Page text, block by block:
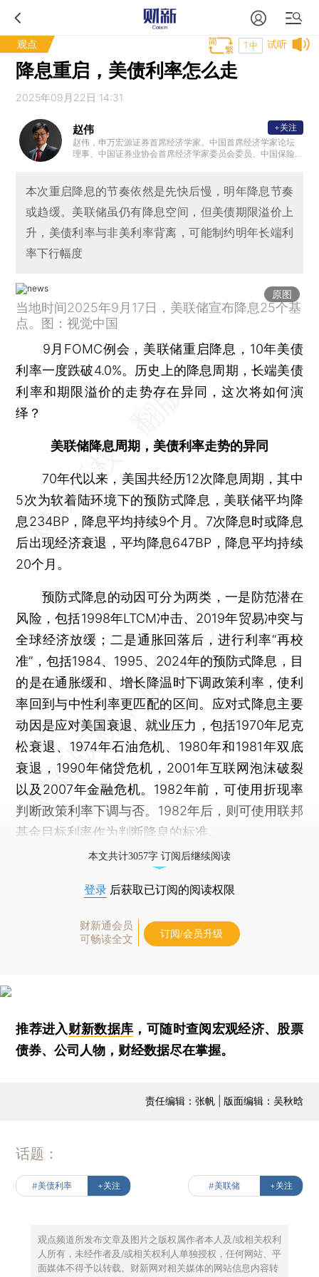
观点 试听
T中
降息重启，美债利率怎么走
2025年09月22日 14:31
赵伟
赵伟，申万宏源证券首席经济学家。中国首席经济学家论坛
理事、中国证券业协会首席经济学家委员会委员、中国保险
术顾问等。复旦大学、浙江大学、中国人民大学专硕校外导
师，中国农业大学客座研究员、专硕导师。新财富最佳分析
师、水晶球最佳分析师、金牛奖最具价值首席分析师等。代
+关注
本次重启降息的节奏依然是先快后慢，明年降息节奏
或趋缓。美联储虽仍有降息空间，但美债期限溢价上
升，美债利率与非美利率背离，可能制约明年长端利
率下行幅度
原图
当地时间2025年9月17日，美联储宣布降息25个基
点。图：视觉中国
9月FOMC例会，美联储重启降息，10年美债
利率一度跌破4.0%。历史上的降息周期，长端美债
利率和期限溢价的走势存在异同，这次将如何演
绎？
美联储降息周期，美债利率走势的异同
70年代以来，美国共经历12次降息周期，其中
5次为软着陆环境下的预防式降息，美联储平均降
息234BP，降息平均持续9个月。7次降息时或降息
后出现经济衰退，平均降息647BP，降息平均持续
20个月。
预防式降息的动因可分为两类，一是防范潜在
风险，包括1998年LTCM冲击、2019年贸易冲突与
全球经济放缓；二是通胀回落后，进行利率“再校
准”，包括1984、1995、2024年的预防式降息，目
的是在通胀缓和、增长降温时下调政策利率，使利
率回到与中性利率更匹配的区间。应对式降息主要
动因是应对美国衰退、就业压力，包括1970年尼克
松衰退、1974年石油危机、1980年和1981年双底
衰退，1990年储贷危机，2001年互联网泡沫破裂
以及2007年金融危机。1982年前，可使用折现率
判断政策利率下调与否。1982年后，则可使用联邦
基金目标利率作为判断降息的标准。
本文共计3057字 订阅后继续阅读
登录 后获取已订阅的阅读权限
财新通会员
可畅读全文
订阅/会员升级
推荐进入财新数据库 ，可随时查阅宏观经济、股票
债券、公司人物，财经数据尽在掌握。
责任编辑：张帆 | 版面编辑：吴秋晗
话题：
#美债利率 +关注 #美联储 +关注
观点频道所发布文章及图片之版权属作者本人及/或相关权利
人所有，未经作者及/或相关权利人单独授权，任何网站、平
面媒体不得予以转载。财新网对相关媒体的网站信息内容转